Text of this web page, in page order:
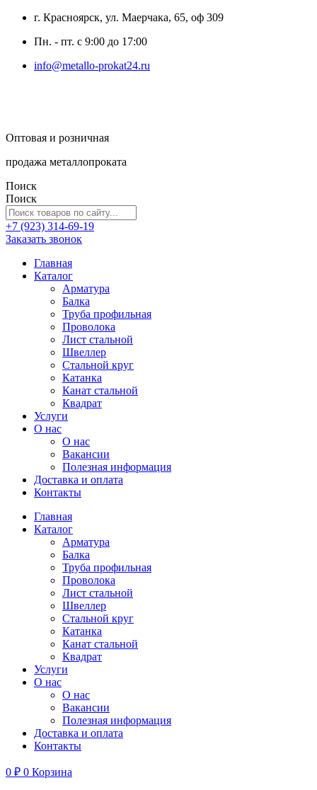
г. Красноярск, ул. Маерчака, 65, оф 309
Пн. - пт. с 9:00 до 17:00
info@metallo-prokat24.ru
Оптовая и розничная
продажа металлопроката
Поиск
Поиск
+7 (923) 314-69-19
Заказать звонок
Главная
Каталог
Арматура
Балка
Труба профильная
Проволока
Лист стальной
Швеллер
Стальной круг
Катанка
Канат стальной
Квадрат
Услуги
О нас
О нас
Вакансии
Полезная информация
Доставка и оплата
Контакты
Главная
Каталог
Арматура
Балка
Труба профильная
Проволока
Лист стальной
Швеллер
Стальной круг
Катанка
Канат стальной
Квадрат
Услуги
О нас
О нас
Вакансии
Полезная информация
Доставка и оплата
Контакты
0 ₽ 0 Корзина